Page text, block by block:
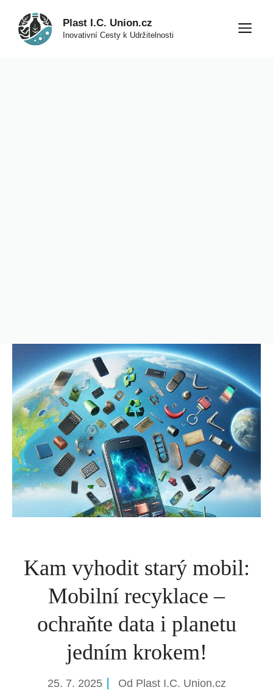
obsah
Plast I.C. Union.cz
Inovativní Cesty k Udržitelnosti
Kam vyhodit starý mobil:
Mobilní recyklace –
ochraňte data i planetu
jedním krokem!
25. 7. 2025 Od Plast I.C. Union.cz